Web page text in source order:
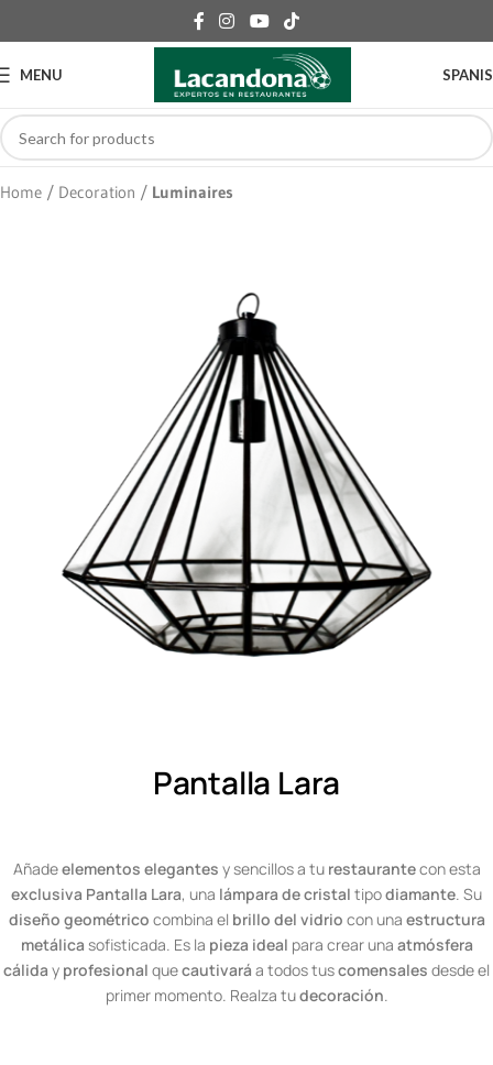
MENU
Home Decoration Luminaires
Pantalla Lara
Añadeelementos elegantes y sencillos a tu restaurantecon esta
exclusiva Pantalla Lara, una lámpara de cristal tipodiamante. Su
diseño geométrico combina el brillo del vidrio con una estructura
metálica sofisticada. Es la pieza ideal para crear una atmósfera
cálida y profesional quecautivará a todos tuscomensales desde el
primer momento. Realza tudecoración.